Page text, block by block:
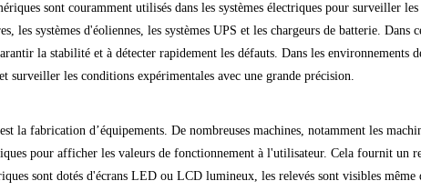
sont couramment utilisés dans les systèmes électriques pour surveiller
les systèmes d'éoliennes, les systèmes UPS et les chargeurs de batterie.
la stabilité et à détecter rapidement les défauts. Dans les
surveiller les conditions expérimentales avec une grande précision.
la fabrication d’équipements. De nombreuses machines, notamment les
pour afficher les valeurs de fonctionnement à l'utilisateur. Cela fournit
sont dotés d'écrans LED ou LCD lumineux, les relevés sont visibles